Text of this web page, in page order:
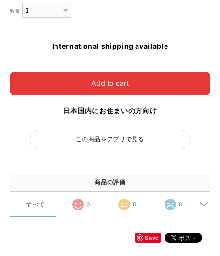
数量
International shipping available
Add to cart
日本国内にお住まいの方向け
この商品をアプリで見る
商品の評価
すべて 0 0 0
Save